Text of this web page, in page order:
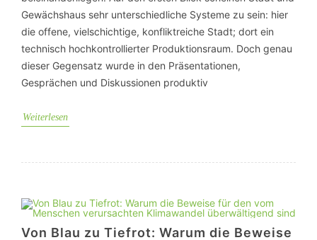
Gewächshaus sehr unterschiedliche Systeme zu sein: hier
die offene, vielschichtige, konfliktreiche Stadt; dort ein
technisch hochkontrollierter Produktionsraum. Doch genau
dieser Gegensatz wurde in den Präsentationen,
Gesprächen und Diskussionen produktiv
Weiterlesen
Von Blau zu Tiefrot: Warum die Beweise